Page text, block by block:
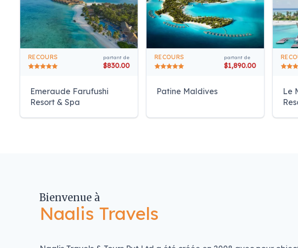
RECOURS partant de
$830.00
Emeraude Farufushi
Resort & Spa
RECOURS partant de
$1,890.00
Patine Maldives
Le
Bienvenue à
Naalis Travels